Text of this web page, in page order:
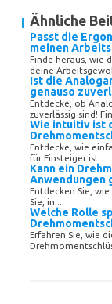
Ähnliche
Passt die
meinen
Finde heraus, wie
deine
Ist die
genauso
Entdecke, ob
zuverlässig sind!
Wie intuitiv ist
Entdecke, wie
für Einsteiger ist....
Kann ein
Anwendungen
Entdecken Sie,
Sie, in...
Welche Rolle
Erfahren Sie, wie